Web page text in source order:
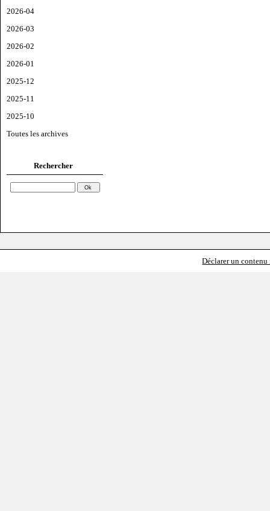
2026-04
2026-03
2026-02
2026-01
2025-12
2025-11
2025-10
Toutes les archives
Rechercher
Déclarer un